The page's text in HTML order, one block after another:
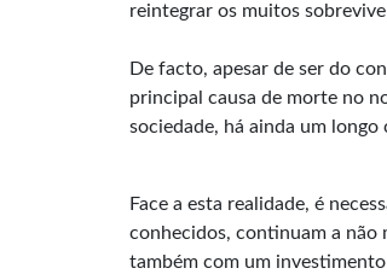
reintegrar os muitos
De facto, apesar de ser do
principal causa de morte no
sociedade, há ainda um
Face a esta realidade, é
conhecidos, continuam a não
também com um